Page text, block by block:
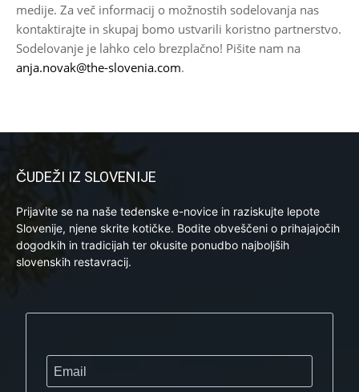
medije. Za več informacij o možnostih sodelovanja nas
kontaktirajte in skupaj bomo ustvarili koristno partnerstvo.
Sodelovanje je lahko celo brezplačno! Pišite nam na
anja.novak@the-slovenia.com.
ČUDEŽI IZ SLOVENIJE
Prijavite se na naše tedenske e-novice in raziskujte lepote
Slovenije, njene skrite kotičke. Bodite obveščeni o prihajajočih
dogodkih in tradicijah ter okusite ponudbo najboljših
slovenskih restavracij.